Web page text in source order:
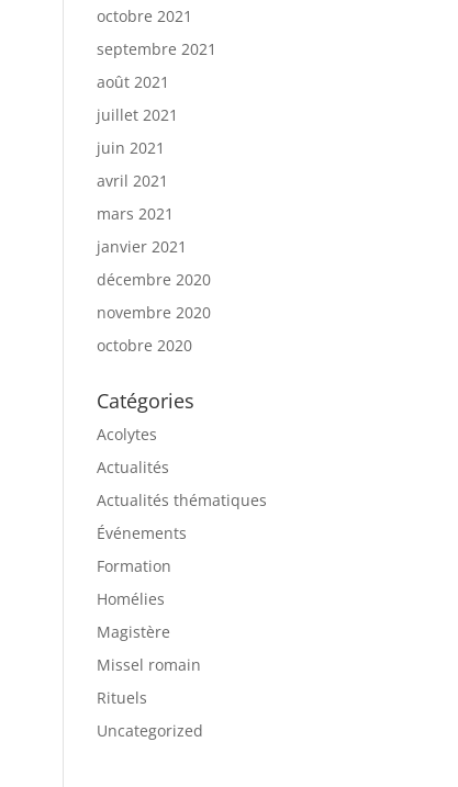
octobre 2021
septembre 2021
août 2021
juillet 2021
juin 2021
avril 2021
mars 2021
janvier 2021
décembre 2020
novembre 2020
octobre 2020
Catégories
Acolytes
Actualités
Actualités thématiques
Événements
Formation
Homélies
Magistère
Missel romain
Rituels
Uncategorized